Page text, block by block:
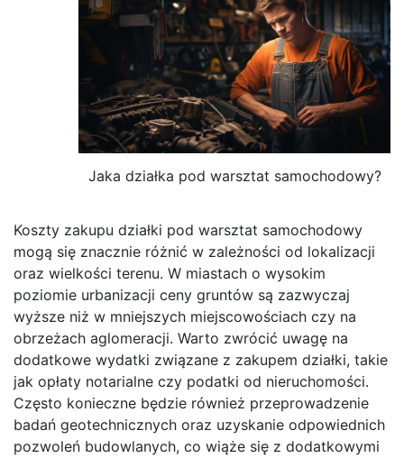
Jaka działka pod warsztat samochodowy?
Koszty zakupu działki pod warsztat samochodowy
mogą się znacznie różnić w zależności od lokalizacji
oraz wielkości terenu. W miastach o wysokim
poziomie urbanizacji ceny gruntów są zazwyczaj
wyższe niż w mniejszych miejscowościach czy na
obrzeżach aglomeracji. Warto zwrócić uwagę na
dodatkowe wydatki związane z zakupem działki, takie
jak opłaty notarialne czy podatki od nieruchomości.
Często konieczne będzie również przeprowadzenie
badań geotechnicznych oraz uzyskanie odpowiednich
pozwoleń budowlanych, co wiąże się z dodatkowymi